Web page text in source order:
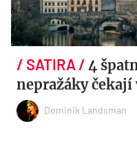
4
nepražáky čekají
Dominik Landsman